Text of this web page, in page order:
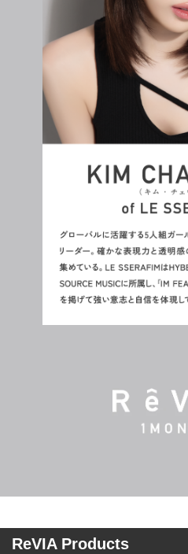
ReVIA Products